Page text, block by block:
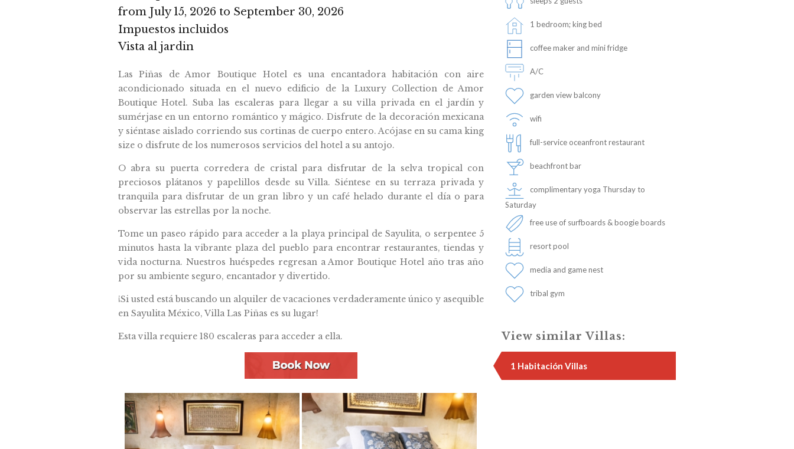
from July 15, 2026 to September 30, 2026
Impuestos incluidos
Vista al jardin
Las Piñas de Amor Boutique Hotel es una encantadora habitación con aire
acondicionado situada en el nuevo edificio de la Luxury Collection de Amor
Boutique Hotel. Suba las escaleras para llegar a su villa privada en el jardín y
sumérjase en un entorno romántico y mágico. Disfrute de la decoración mexicana
y siéntase aislado corriendo sus cortinas de cuerpo entero. Acójase en su cama king
size o disfrute de los numerosos servicios del hotel a su antojo.
O abra su puerta corredera de cristal para disfrutar de la selva tropical con
preciosos plátanos y papelillos desde su Villa. Siéntese en su terraza privada y
tranquila para disfrutar de un gran libro y un café helado durante el día o para
observar las estrellas por la noche.
Tome un paseo rápido para acceder a la playa principal de Sayulita, o serpentee 5
minutos hasta la vibrante plaza del pueblo para encontrar restaurantes, tiendas y
vida nocturna. Nuestros huéspedes regresan a Amor Boutique Hotel año tras año
por su ambiente seguro, encantador y divertido.
¡Si usted está buscando un alquiler de vacaciones verdaderamente único y asequible
en Sayulita México, Villa Las Piñas es su lugar!
Esta villa requiere 180 escaleras para acceder a ella.
1 bedroom; king bed
coffee maker and mini fridge
A/C
garden view balcony
wifi
full-service oceanfront restaurant
beachfront bar
complimentary yoga Thursday to
Saturday
free use of surfboards & boogie boards
resort pool
media and game nest
tribal gym
View similar Villas:
1 Habitación Villas